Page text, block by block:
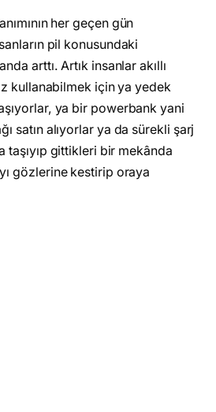
her geçen gün
pil konusundaki
arttı. Artık insanlar akıllı
kullanabilmek için ya yedek
ya bir powerbank yani
satın alıyorlar ya da sürekli şarj
taşıyıp gittikleri bir mekânda
gözlerine kestirip oraya